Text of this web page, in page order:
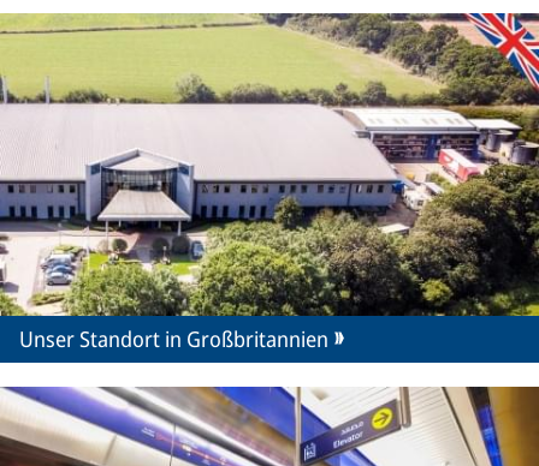
Unser Standort in Großbritannien